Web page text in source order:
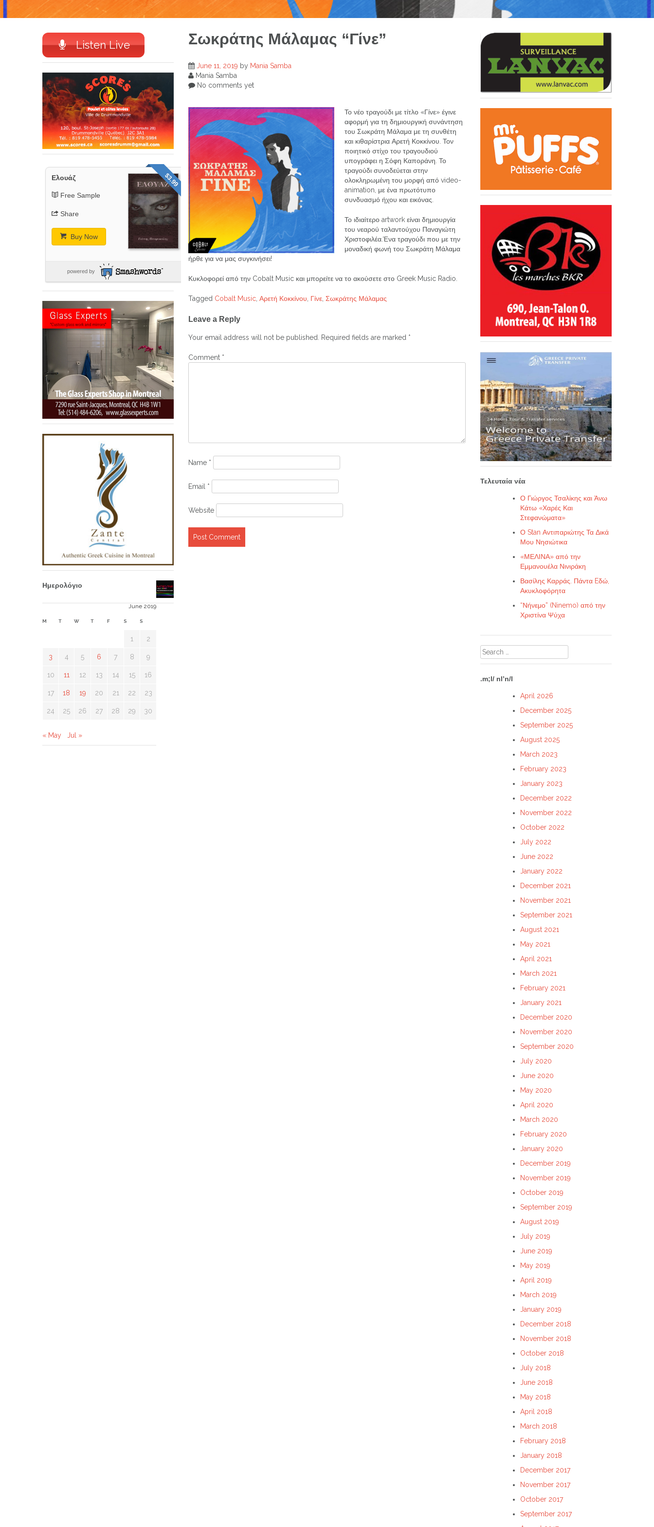
Listen Live
$3.99
Ελουάζ
Free Sample
Share
Buy Now
powered by
Ημερολόγιο
June 2019
M T W T F S S
1 2
3 4 5 6 7 8 9
10 11 12 13 14 15 16
17 18 19 20 21 22 23
24 25 26 27 28 29 30
« May Jul »
Σωκράτης Μάλαμας “Γίνε”
June 11, 2019 by Mania Samba
Mania Samba
No comments yet
Το νέο τραγούδι με τίτλο «Γίνε» έγινε
αφορμή για τη δημιουργική συνάντηση
του Σωκράτη Μάλαμα με τη συνθέτη
και κιθαρίστρια Αρετή Κοκκίνου. Τον
ποιητικό στίχο του τραγουδιού
υπογράφει η Σόφη Καποράνη. Το
τραγούδι συνοδεύεται στην
ολοκληρωμένη του μορφή από video-
animation, με ένα πρωτότυπο
συνδυασμό ήχου και εικόνας.
Το ιδιαίτερο artwork είναι δημιουργία
του νεαρού ταλαντούχου Παναγιώτη
Χριστοφιλέα.Ένα τραγούδι που με την
μοναδική φωνή του Σωκράτη Μάλαμα
ήρθε για να μας συγκινήσει!
Κυκλοφορεί από την Cobalt Music και μπορείτε να το ακούσετε στο Greek Music Radio.
Tagged Cobalt Music Αρετή Κοκκίνου Γίνε Σωκράτης Μάλαμας
navigation
Leave a Reply
Your email address will not be published. Required fields are marked *
Comment *
Name *
Email *
Website
Τελευταία νέα
Ο Γιώργος Τσαλίκης και Άνω
Κάτω «Χαρές Και
Στεφανώματα»
Ο Stan Αντιπαριώτης Τα Δικά
Μου Νησιώτικα
«ΜΕΛΙΝΑ» από την
Εμμανουέλα Νινιράκη
Βασίλης Καρράς. Πάντα Eδώ,
Ακυκλοφόρητα
“Νήνεμο” (Ninemo) από την
Χριστίνα Ψύχα
Search
for:
.m;l/ nl’n/l
April 2026
December 2025
September 2025
August 2025
March 2023
February 2023
January 2023
December 2022
November 2022
October 2022
July 2022
June 2022
January 2022
December 2021
November 2021
September 2021
August 2021
May 2021
April 2021
March 2021
February 2021
January 2021
December 2020
November 2020
September 2020
July 2020
June 2020
May 2020
April 2020
March 2020
February 2020
January 2020
December 2019
November 2019
October 2019
September 2019
August 2019
July 2019
June 2019
May 2019
April 2019
March 2019
January 2019
December 2018
November 2018
October 2018
July 2018
June 2018
May 2018
April 2018
March 2018
February 2018
January 2018
December 2017
November 2017
October 2017
September 2017